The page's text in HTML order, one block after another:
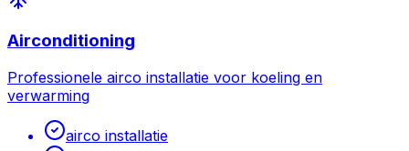
Airconditioning
Professionele airco installatie voor koeling en
verwarming
airco installatie